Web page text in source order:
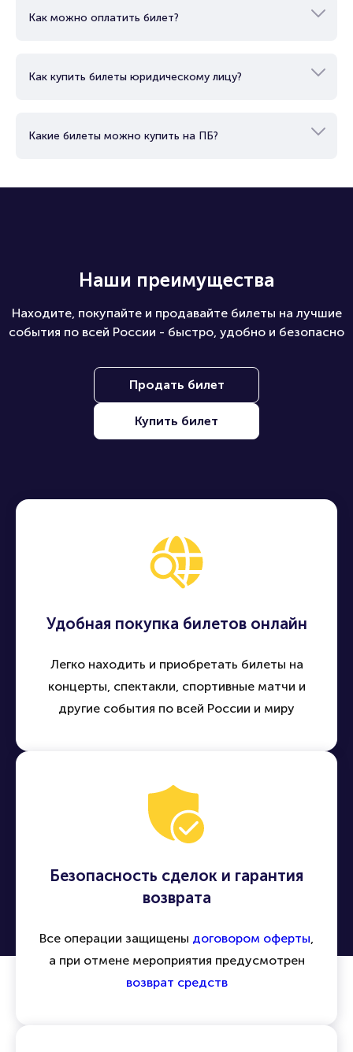
Как можно оплатить билет?
Как купить билеты юридическому лицу?
Какие билеты можно купить на ПБ?
Наши преимущества
Находите, покупайте и продавайте билеты на лучшие
события по всей России - быстро, удобно и безопасно
Продать билет
Купить билет
Удобная покупка билетов онлайн
Легко находить и приобретать билеты на
концерты, спектакли, спортивные матчи и
другие события по всей России и миру
Безопасность сделок и гарантия
возврата
Все операции защищены договором оферты,
а при отмене мероприятия предусмотрен
возврат средств